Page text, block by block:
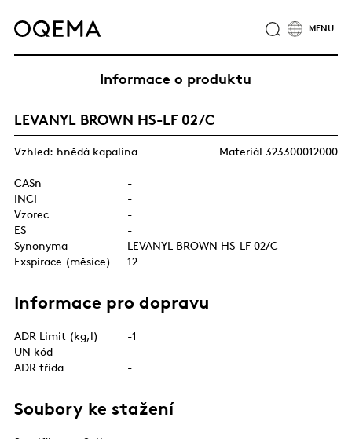
O NÁS
SLUŽBY
KATALOG PRODUKTŮ
NOVINKY
KONTAKTY
SKUPINA OQEMA
Informace o produktu
LEVANYL BROWN HS-LF 02/C
Vzhled: hnědá kapalina Materiál 323300012000
CASn
-
INCI
-
Vzorec
-
ES
-
Synonyma
LEVANYL BROWN HS-LF 02/C
Exspirace (měsíce)
12
Informace pro dopravu
ADR Limit (kg,l)
-1
UN kód
-
ADR třída
-
Soubory ke stažení